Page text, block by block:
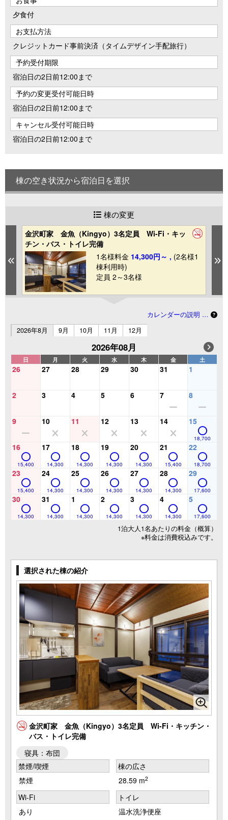
夕食付
お支払方法
クレジットカード事前決済（タイムデザイン手配旅行）
予約受付期限
宿泊日の2日前12:00まで
予約の変更受付可能日時
宿泊日の2日前12:00まで
キャンセル受付可能日時
宿泊日の2日前12:00まで
棟の空き状況から宿泊日を選択
棟の変更
Previous
金沢町家 金魚（Kingyo）3名定員 Wi-Fi・キッ
チン・バス・トイレ完備
1名様料金 14,300円～ , (2名様1
棟利用時)
定員 2～3名様
カレンダーの説明 …
2026年8月
9月 10月 11月 12月
2026年08月
日 月 火 水 木 金 土
26 27 28 29 30 31 1
2 3 4 5 6 7 8
9 10 11 12 13 14 15
18,700
16
15,400
17
14,300
18
14,300
19
14,300
20
14,300
21
15,400
22
18,700
23
15,400
24
14,300
25
14,300
26
14,300
27
14,300
28
14,300
29
17,600
30
14,300
31
14,300
1
14,300
2
14,300
3
14,300
4
14,300
5
17,600
1泊大人1名あたりの料金（概算）
※料金は消費税込みです。
選択された棟の紹介
金沢町家 金魚（Kingyo）3名定員 Wi-Fi・キッチン・
バス・トイレ完備
寝具：布団
禁煙/喫煙
禁煙
棟の広さ
28.59 m2
Wi-Fi
あり
トイレ
温水洗浄便座